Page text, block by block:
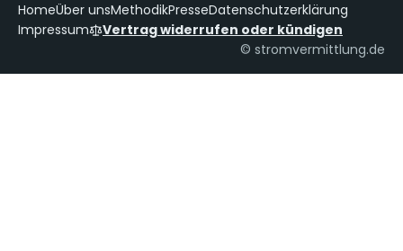
HomeÜber unsMethodikPresseDatenschutzerklärung
Impressum
Vertrag widerrufen oder kündigen
© stromvermittlung.de